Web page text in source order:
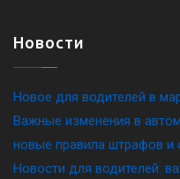
Новости
Новое для водителей в
Важные изменения в
новые правила штрафов и
Новости для водителей: